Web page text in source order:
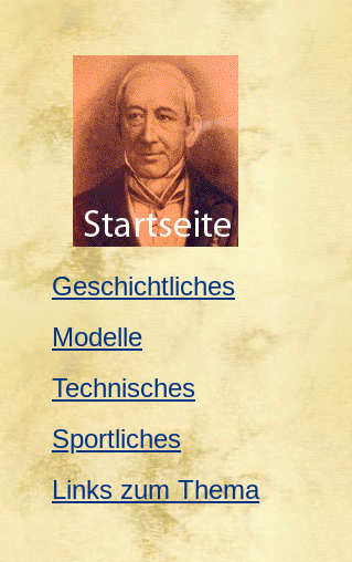
Geschichtliches
Modelle
Technisches
Sportliches
Links zum Thema